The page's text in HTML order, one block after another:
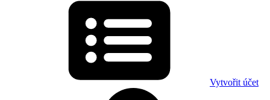
Vytvořit účet